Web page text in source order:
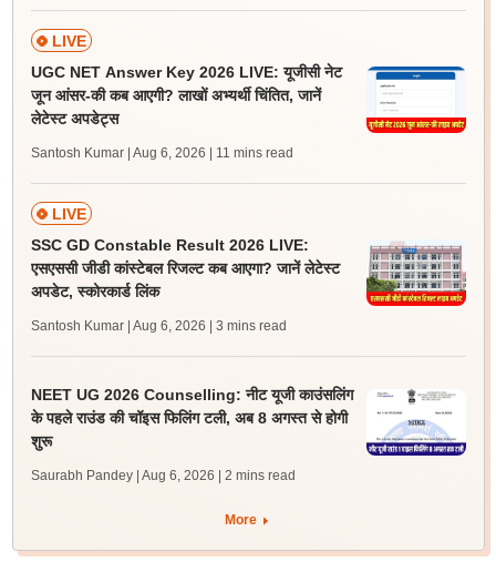
LIVE
UGC NET Answer Key 2026 LIVE: यूजीसी नेट
जून आंसर-की कब आएगी? लाखों अभ्यर्थी चिंतित, जानें
लेटेस्ट अपडेट्स
Santosh Kumar | Aug 6, 2026 | 11 mins read
LIVE
SSC GD Constable Result 2026 LIVE:
एसएससी जीडी कांस्टेबल रिजल्ट कब आएगा? जानें लेटेस्ट
अपडेट, स्कोरकार्ड लिंक
Santosh Kumar | Aug 6, 2026 | 3 mins read
NEET UG 2026 Counselling: नीट यूजी काउंसलिंग
के पहले राउंड की चॉइस फिलिंग टली, अब 8 अगस्त से होगी
शुरू
Saurabh Pandey | Aug 6, 2026 | 2 mins read
More